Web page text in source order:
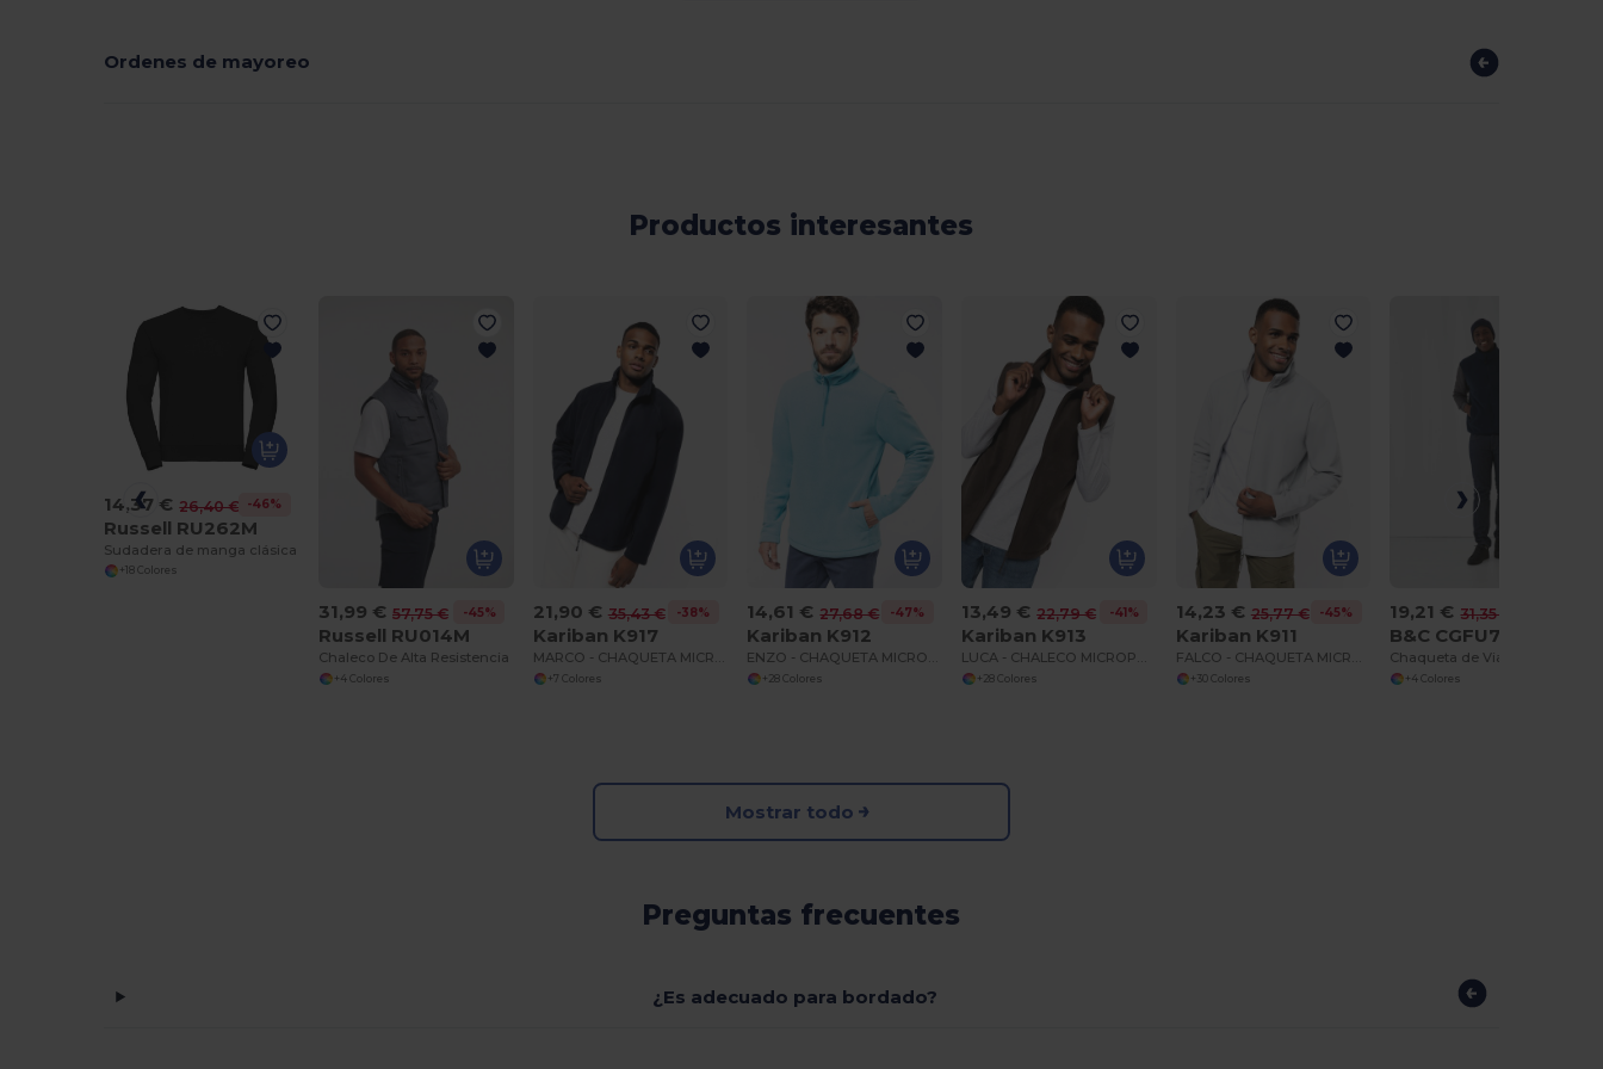
Ordenes de mayoreo
Productos interesantes
14,37 € 26,40 € -46%
Russell RU262M
Sudadera de manga clásica
+18 Colores
31,99 € 57,75 € -45%
Russell RU014M
Chaleco De Alta Resistencia
+4 Colores
21,90 € 35,43 € -38%
Kariban K917
+7 Colores
14,61 € 27,68 € -47%
Kariban K912
+28 Colores
13,49 € 22,79 € -41%
Kariban K913
+28 Colores
14,23 € 25,77 € -45%
Kariban K911
+30 Colores
19,21 € 31,35 €
B&C CGFU705
+4 Colores
Mostrar todo
Preguntas frecuentes
¿Es adecuado para bordado?